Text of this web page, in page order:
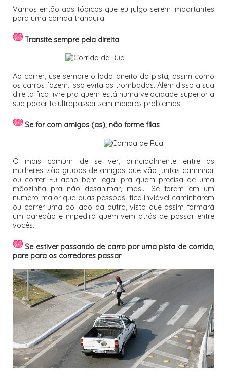
Vamos então aos tópicos que eu julgo serem importantes
para uma corrida tranquila:
Transite sempre pela direita
Ao correr, use sempre o lado direito da pista, assim como
os carros fazem. Isso evita as trombadas. Além disso a sua
direita fica livre pra quem está numa velocidade superior a
sua poder te ultrapassar sem maiores problemas.
Se for com amigos (as), não forme filas
O mais comum de se ver, principalmente entre as
mulheres, são grupos de amigas que vão juntas caminhar
ou correr. Eu acho bem legal pra quem precisa de uma
mãozinha pra não desanimar, mas... Se forem em um
numero maior que duas pessoas, fica inviável caminharem
ou correr uma do lado da outra, visto que assim formará
um paredão e impedirá quem vem atrás de passar entre
vocês.
Se estiver passando de carro por uma pista de corrida,
pare para os corredores passar